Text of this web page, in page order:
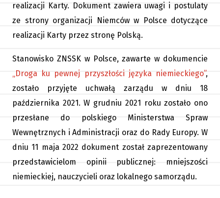
realizacji Karty. Dokument zawiera uwagi i postulaty
ze strony organizacji Niemców w Polsce dotyczące
realizacji Karty przez stronę Polską.
Stanowisko ZNSSK w Polsce, zawarte w dokumencie
„Droga ku pewnej przyszłości języka niemieckiego”,
zostało przyjęte uchwałą zarządu w dniu 18
października 2021. W grudniu 2021 roku zostało ono
przesłane do polskiego Ministerstwa Spraw
Wewnętrznych i Administracji oraz do Rady Europy. W
dniu 11 maja 2022 dokument został zaprezentowany
przedstawicielom opinii publicznej: mniejszości
niemieckiej, nauczycieli oraz lokalnego samorządu.